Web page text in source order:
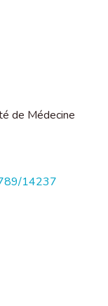
de Médecine
14237